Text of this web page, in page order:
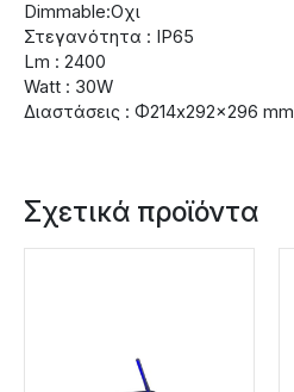
Dimmable:Οχι
Στεγανότητα : IP65
Lm : 2400
Watt : 30W
Διαστάσεις : Φ214x292x296 mm
Σχετικά προϊόντα